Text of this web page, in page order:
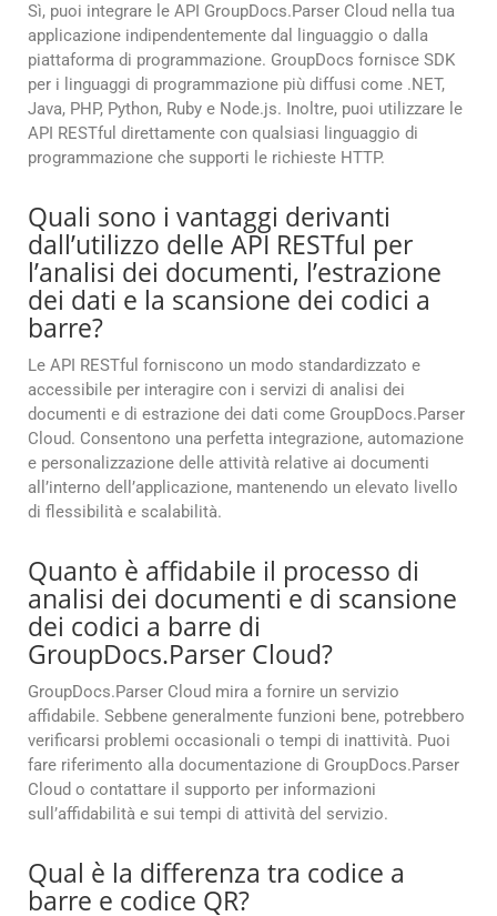
Sì, puoi integrare le API GroupDocs.Parser Cloud nella tua
applicazione indipendentemente dal linguaggio o dalla
piattaforma di programmazione. GroupDocs fornisce SDK
per i linguaggi di programmazione più diffusi come .NET,
Java, PHP, Python, Ruby e Node.js. Inoltre, puoi utilizzare le
API RESTful direttamente con qualsiasi linguaggio di
programmazione che supporti le richieste HTTP.
Quali sono i vantaggi derivanti
dall’utilizzo delle API RESTful per
l’analisi dei documenti, l’estrazione
dei dati e la scansione dei codici a
barre?
Le API RESTful forniscono un modo standardizzato e
accessibile per interagire con i servizi di analisi dei
documenti e di estrazione dei dati come GroupDocs.Parser
Cloud. Consentono una perfetta integrazione, automazione
e personalizzazione delle attività relative ai documenti
all’interno dell’applicazione, mantenendo un elevato livello
di flessibilità e scalabilità.
Quanto è affidabile il processo di
analisi dei documenti e di scansione
dei codici a barre di
GroupDocs.Parser Cloud?
GroupDocs.Parser Cloud mira a fornire un servizio
affidabile. Sebbene generalmente funzioni bene, potrebbero
verificarsi problemi occasionali o tempi di inattività. Puoi
fare riferimento alla documentazione di GroupDocs.Parser
Cloud o contattare il supporto per informazioni
sull’affidabilità e sui tempi di attività del servizio.
Qual è la differenza tra codice a
barre e codice QR?